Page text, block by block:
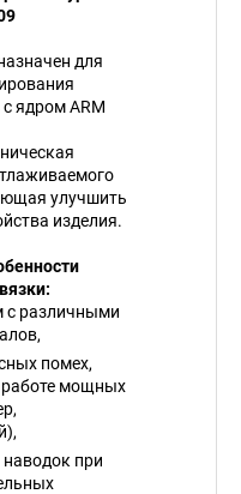
для
ядром ARM
улучшить
изделия.
с различными
помех,
мощных
при